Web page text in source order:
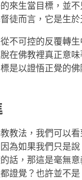
來生當目標，並
徒而言，它是生於
從不可控的反覆轉
在佛教裡真正意
是以證悟正覺的
教法，我們可以
為如果我們只是
話，那這是毫無
證覺？也許並不